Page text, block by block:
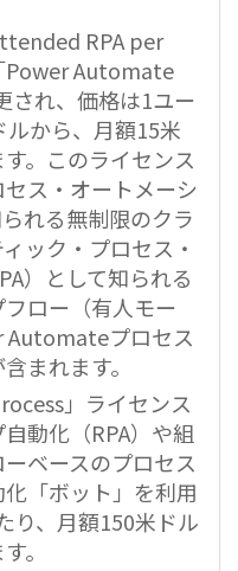
RPA per
Power Automate
され、価格は1ユー
から、月額15米
。このライセンス
ス・オートメーシ
れる無制限のクラ
ック・プロセス・
）として知られる
ロー（有人モー
Automateプロセス
まれます。
」ライセンス
動化（RPA）や組
ベースのプロセス
「ボット」を利用
り、月額150米ドル
。